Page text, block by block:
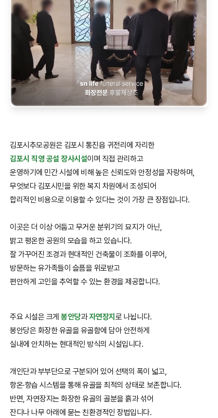
김포시추모공원은 김포시 통진읍 귀전리에 자리한
김포시 직영 공설 장사시설이며 직접 관리하고
운영하기에 민간 시설에 비해 높은 신뢰도와 안정성을 자랑하며,
무엇보다 김포시민을 위한 복지 차원에서 조성되어
합리적인 비용으로 이용할 수 있다는 것이 가장 큰 장점입니다.
이곳은 더 이상 어둡고 무거운 분위기의 묘지가 아닌,
밝고 평온한 공원의 모습을 하고 있습니다.
잘 가꾸어진 조경과 현대적인 건축물이 조화를 이루어,
방문하는 유가족들이 슬픔을 위로받고
편안하게 고인을 추억할 수 있는 환경을 제공합니다.
주요 시설은 크게봉안당과자연장지 로 나뉩니다.
봉안당은 화장한 유골을 유골함에 담아 안전하게
실내에 안치하는 현대적인 방식의 시설입니다.
개인단과 부부단으로 구분되어 있어 선택의 폭이 넓고,
항온·항습 시스템을 통해 유골을 최적의 상태로 보존합니다.
반면, 자연장지는 화장한 유골의 골분을 흙과 섞어
잔디나 나무 아래에 묻는 친환경적인 장법입니다.